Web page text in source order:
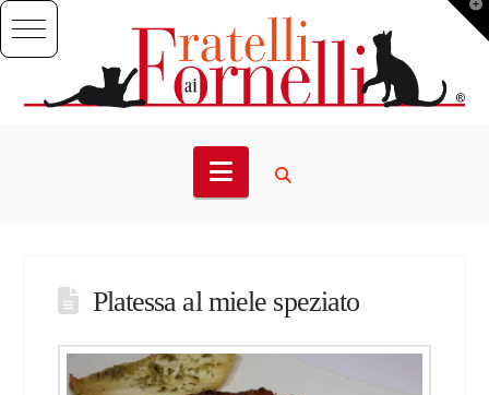
Navigation
Platessa al miele speziato